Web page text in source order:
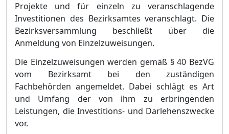
Projekte und für einzeln zu veranschlagende
Investitionen des Bezirksamtes veranschlagt. Die
Bezirksversammlung beschließt über die
Anmeldung von Einzelzuweisungen.
Die Einzelzuweisungen werden gemäß § 40 BezVG
vom Bezirksamt bei den zuständigen
Fachbehörden angemeldet. Dabei schlägt es Art
und Umfang der von ihm zu erbringenden
Leistungen, die Investitions- und Darlehenszwecke
vor.